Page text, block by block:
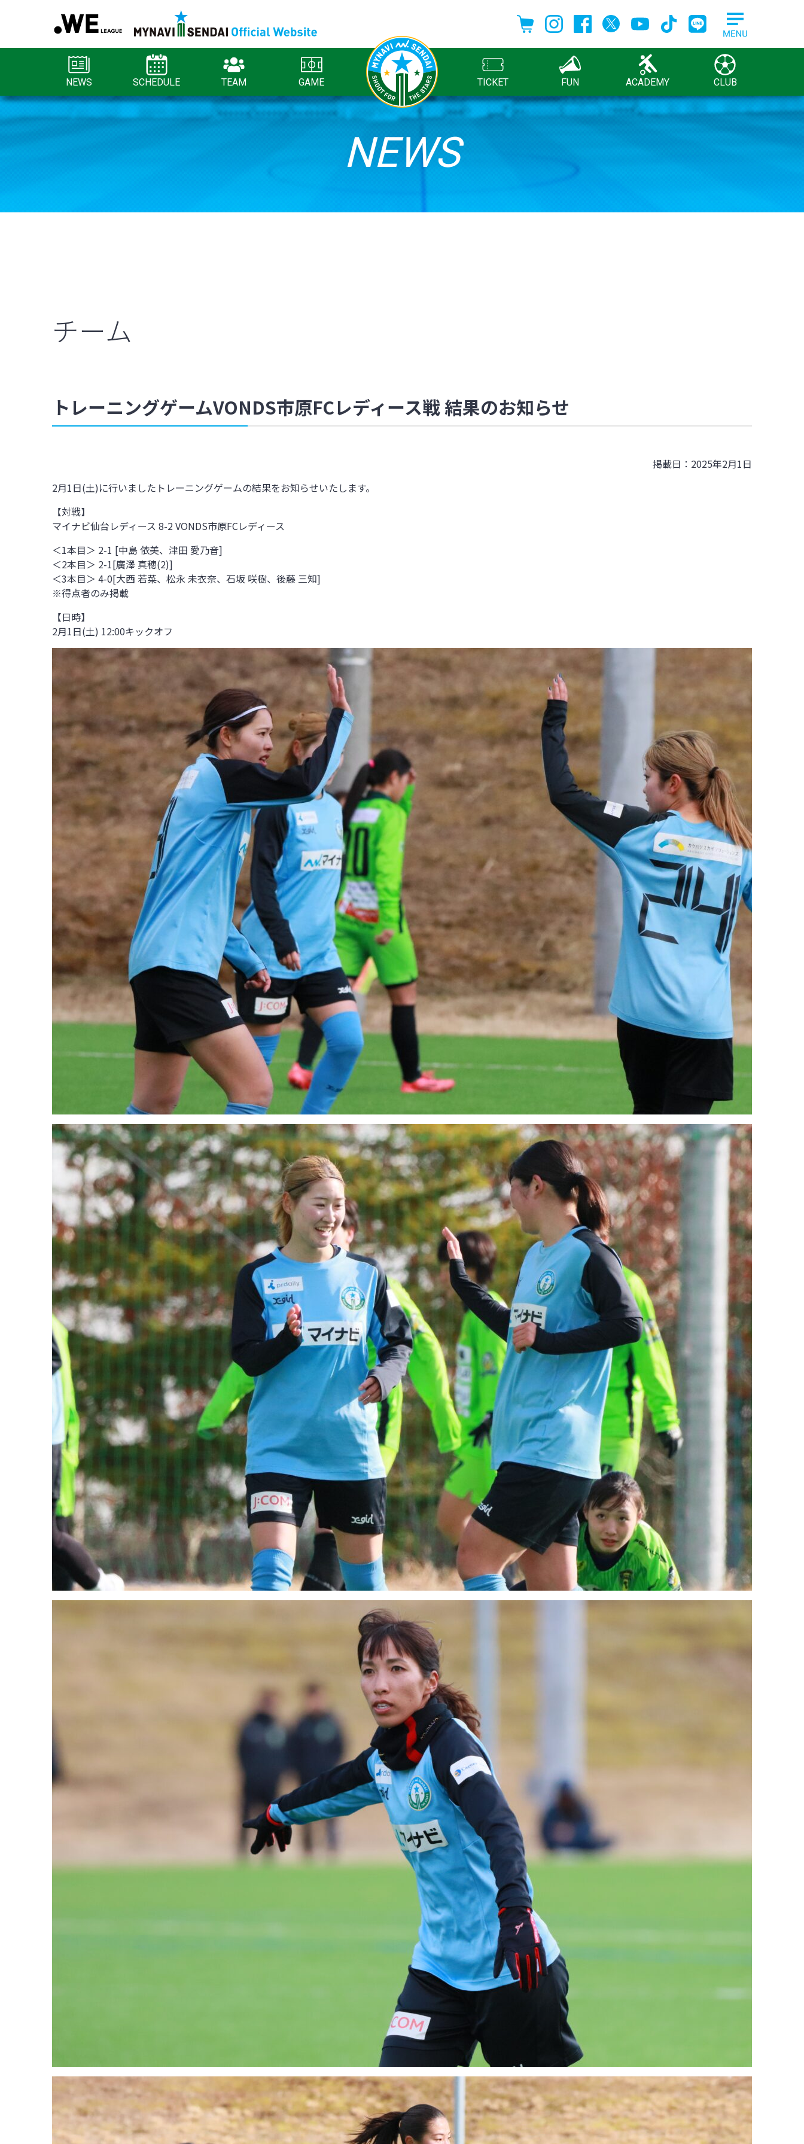
NEWS SCHEDULE TEAM GAME TICKET FUN ACADEMY CLUB
NEWS
チーム
トレーニングゲームVONDS市原FCレディース戦 結果のお知らせ
掲載日：2025年2月1日
2月1日(土)に行いましたトレーニングゲームの結果をお知らせいたします。
【対戦】
マイナビ仙台レディース 8-2 VONDS市原FCレディース
＜1本目＞ 2-1 [中島 依美、津田 愛乃音]
＜2本目＞ 2-1[廣澤 真穂(2)]
＜3本目＞ 4-0[大西 若菜、松永 未衣奈、石坂 咲樹、後藤 三知]
※得点者のみ掲載
【日時】
2月1日(土) 12:00キックオフ